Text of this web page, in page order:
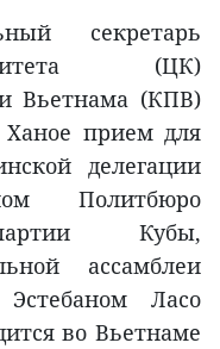
секретарь
(ЦК)
Вьетнама (КПВ)
прием для
делегации
Политбюро
Кубы,
ассамблеи
Ласо
во Вьетнаме